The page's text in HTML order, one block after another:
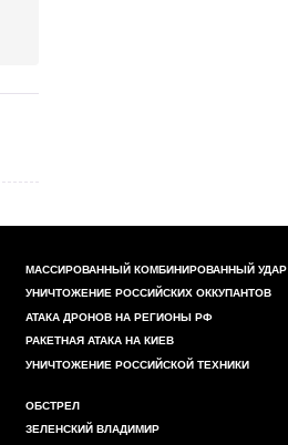
МАССИРОВАННЫЙ КОМБИНИРОВАННЫЙ УДАР
УНИЧТОЖЕНИЕ РОССИЙСКИХ ОККУПАНТОВ
АТАКА ДРОНОВ НА РЕГИОНЫ РФ
РАКЕТНАЯ АТАКА НА КИЕВ
УНИЧТОЖЕНИЕ РОССИЙСКОЙ ТЕХНИКИ
ОБСТРЕЛ
ЗЕЛЕНСКИЙ ВЛАДИМИР